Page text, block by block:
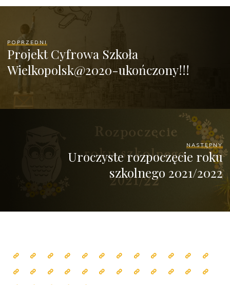
POPRZEDNI
Projekt Cyfrowa Szkoła
Wielkopolsk@2020-ukończony!!!
NASTĘPNY
Uroczyste rozpoczęcie roku
szkolnego 2021/2022